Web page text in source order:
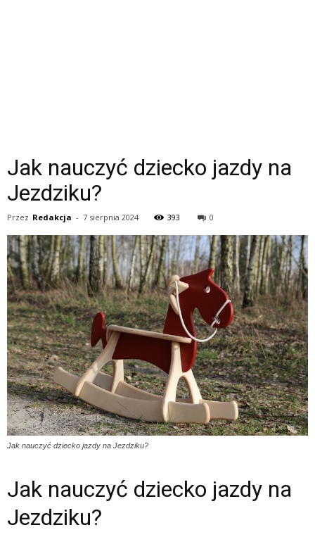
Jak nauczyć dziecko jazdy na
Jezdziku?
Przez Redakcja - 7 sierpnia 2024 393 0
Jak nauczyć dziecko jazdy na Jezdziku?
Jak nauczyć dziecko jazdy na
Jezdziku?